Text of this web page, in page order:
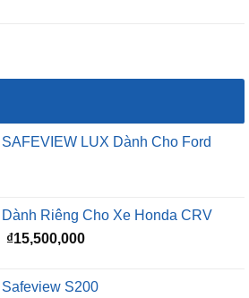
LUX Dành Cho Ford
Riêng Cho Xe Honda CRV
Giá
₫16,500,000.
₫15,500,000Giá
là:
S200